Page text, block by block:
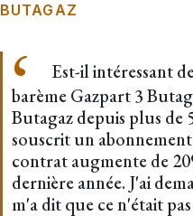
BUTAGAZ
Est-il intéressant
barème Gazpart 3
Butagaz depuis plus de
souscrit un
contrat augmente de
dernière année. J'ai
m'a dit que ce n'était